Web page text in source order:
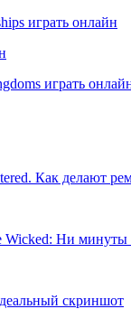
играть онлайн
играть
Как делают
Wicked: Ни минуты
скриншот